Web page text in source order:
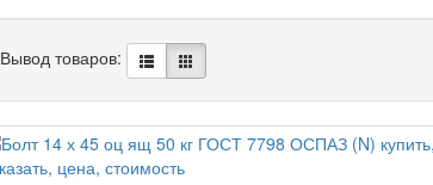
Вывод товаров: